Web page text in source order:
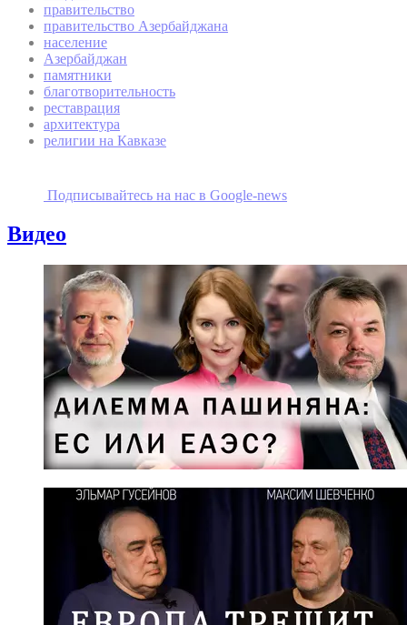
правительство
правительство Азербайджана
население
Азербайджан
памятники
благотворительность
реставрация
архитектура
религии на Кавказе
Подписывайтесь на наc в Google-news
Видео